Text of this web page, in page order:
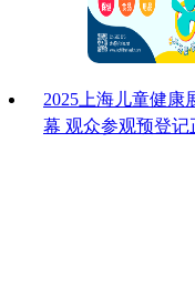
2025上海儿童健康
幕 观众参观预登记